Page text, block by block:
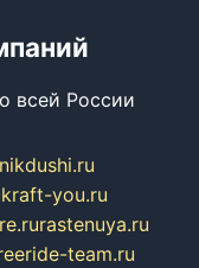
всей России
kraft-you.ru
rastenuya.ru
team.ru